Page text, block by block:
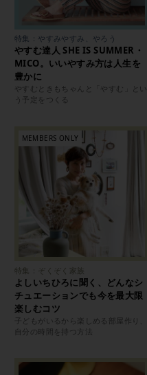
特集：やすみやすみ、やろう
やすむ達人 SHE IS SUMMER・
MICO。いいやすみ方は人生を
豊かに
やすむときもちゃんと「やすむ」とい
う予定をつくる
特集：ぞくぞく家族
よしいちひろに聞く、どんなシ
チュエーションでも今を最大限
楽しむコツ
子どもがいるから楽しめる部屋作り、
自分の時間を持つ方法